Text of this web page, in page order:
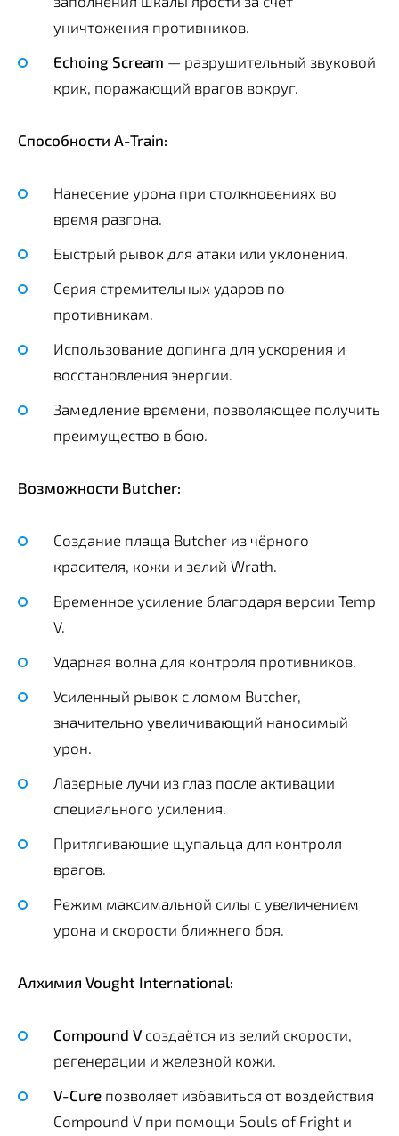
уничтожения противников.
Echoing Scream — разрушительный звуковой
крик, поражающий врагов вокруг.
Способности A-Train:
Нанесение урона при столкновениях во
время разгона.
Быстрый рывок для атаки или уклонения.
Серия стремительных ударов по
противникам.
Использование допинга для ускорения и
восстановления энергии.
Замедление времени, позволяющее получить
преимущество в бою.
Возможности Butcher:
Создание плаща Butcher из чёрного
красителя, кожи и зелий Wrath.
Временное усиление благодаря версии Temp
V.
Ударная волна для контроля противников.
Усиленный рывок с ломом Butcher,
значительно увеличивающий наносимый
урон.
Лазерные лучи из глаз после активации
специального усиления.
Притягивающие щупальца для контроля
врагов.
Режим максимальной силы с увеличением
урона и скорости ближнего боя.
Алхимия Vought International:
Compound V создаётся из зелий скорости,
регенерации и железной кожи.
V-Cure позволяет избавиться от воздействия
Compound V при помощи Souls of Fright и